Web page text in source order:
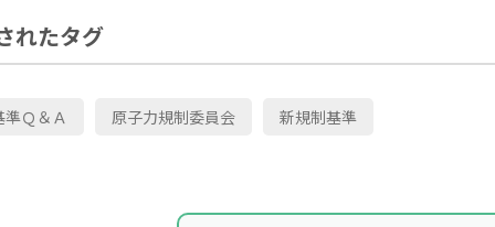
れたタグ
Ｑ＆Ａ 原子力規制委員会 新規制基準